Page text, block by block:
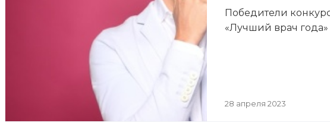
Победители
«Лучший врач года»
28 апреля 2023